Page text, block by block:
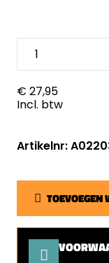
€ 27,95
Incl. btw
Artikelnr: